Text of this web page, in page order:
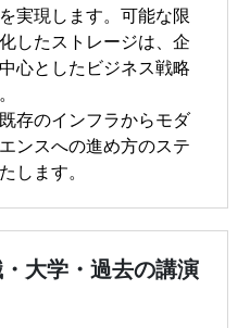
実現します。可能な限
したストレージは、企
心としたビジネス戦略
存のインフラからモダ
ンスへの進め方のステ
します。
大学・過去の講演